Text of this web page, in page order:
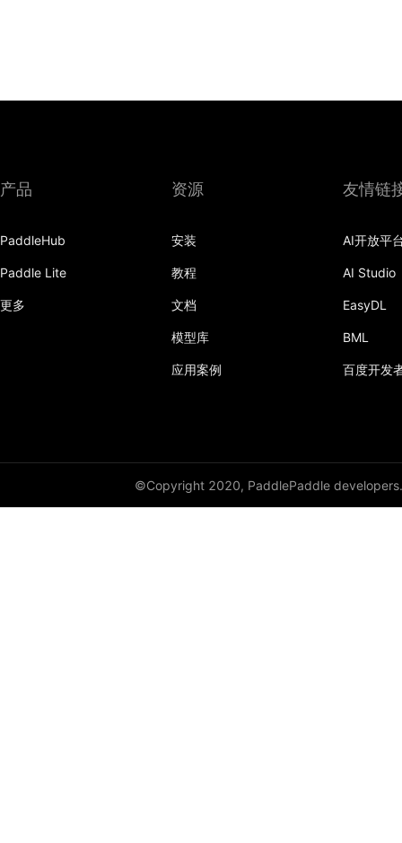
产品
PaddleHub
Paddle Lite
更多
资源
安装
教程
文档
模型库
应用案例
友情链
AI开放平
AI Studio
EasyDL
BML
百度开发
©Copyright 2020, PaddlePaddle developers.